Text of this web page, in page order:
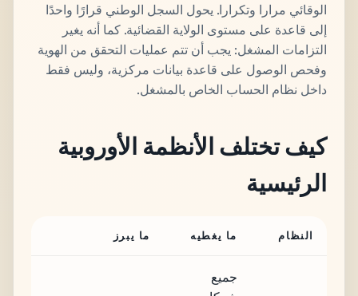
الوقائي مرارا وتكرارا. يحول السجل الوطني قرارًا واحدًا
إلى قاعدة على مستوى الولاية القضائية. كما أنه يغير
التزامات المشغل: يجب أن تتم عمليات التحقق من الهوية
وفحص الوصول على قاعدة بيانات مركزية، وليس فقط
داخل نظام الحساب الخاص بالمشغل.
كيف تختلف الأنظمة الأوروبية
الرئيسية
النظام ما يغطيه ما يبرز
جميع